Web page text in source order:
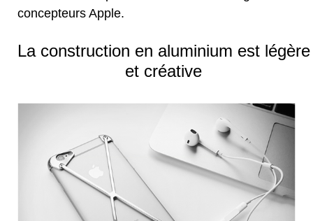
concepteurs Apple.
La construction en aluminium est légère
et créative